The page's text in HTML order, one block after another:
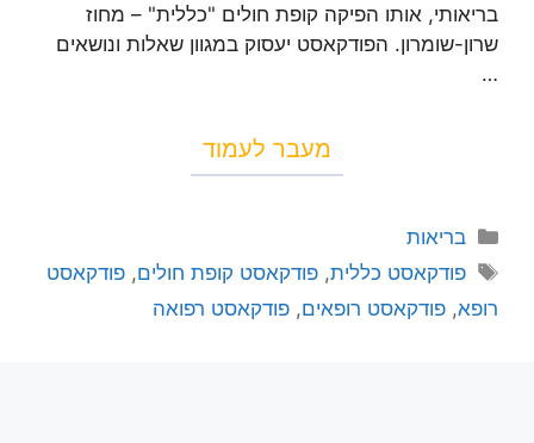
בריאותי, אותו הפיקה קופת חולים "כללית" – מחוז
שרון-שומרון. הפודקאסט יעסוק במגוון שאלות ונושאים
…
מעבר לעמוד
בריאות
פודקאסט כללית,פודקאסט קופת חולים,פודקאסט
רופא, פודקאסט רופאים, פודקאסט רפואה